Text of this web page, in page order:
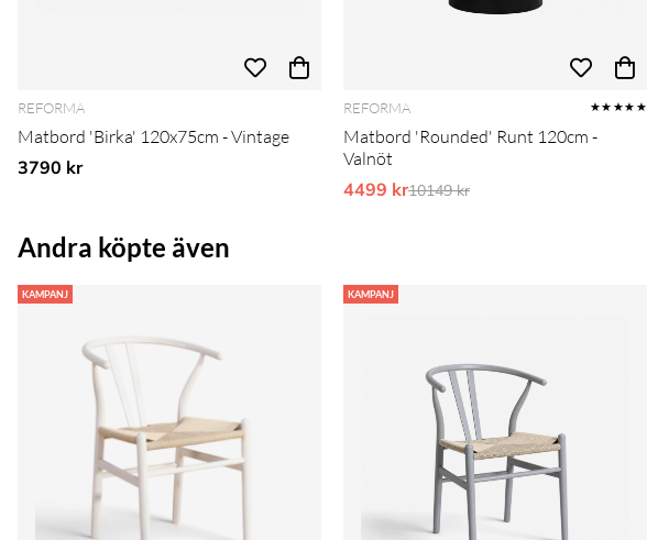
REFORMA
Matbord 'Birka' 120x75cm - Vintage
3790 kr
REFORMA ★★★★★
Matbord 'Rounded' Runt 120cm -
Valnöt
4499 krOrdinarie pris:
10149 kr
Andra köpte även
KAMPANJ KAMPANJ